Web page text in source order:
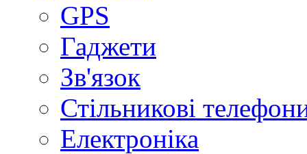
GPS
Гаджети
Зв'язок
Стільникові
Електроніка